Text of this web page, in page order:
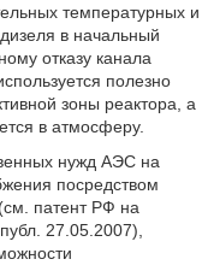
температурных и
в начальный
отказу канала
полезно
зоны реактора, а
в атмосферу.
нужд АЭС на
посредством
патент РФ на
27.05.2007),